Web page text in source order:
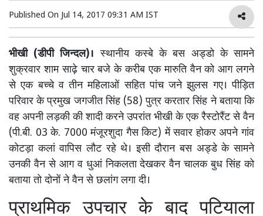
Published On Jul 14, 2017 09:31 AM IST
भीखी (डीपी जिन्दल)। स्थानीय कस्बे के बस अड्डो के सामने
शुक्रवार शाम साढ़े चार बजे के करीब एक मारुति वैन को आग लगने
से एक बच्चे व तीन महिलाओं सहित पांच जने झुलस गए। पीड़ित
परिवार के प्रमुख जगजीत सिंह (58) पुत्र करतार सिंह ने बताया कि
वह अपनी लड़की की शादी करने उपरांत भीखी के एक रैस्टोरैंट से वैन
(पी.बी. 03 के. 7000 मंजूरशुदा गैस किट) में सवार होकर अपने गांव
कोटड़ा कलां वापिस लौट रहे थे। इसी दौरान बस अड्डे के सामने
उनकी वैन से आग व धुआं निकलता देखकर वैन चालक बुध सिंह को
बताया तो दोनों ने वैन से छलांग लगा दी।
प्राथमिक उपचार के बाद पटियाला